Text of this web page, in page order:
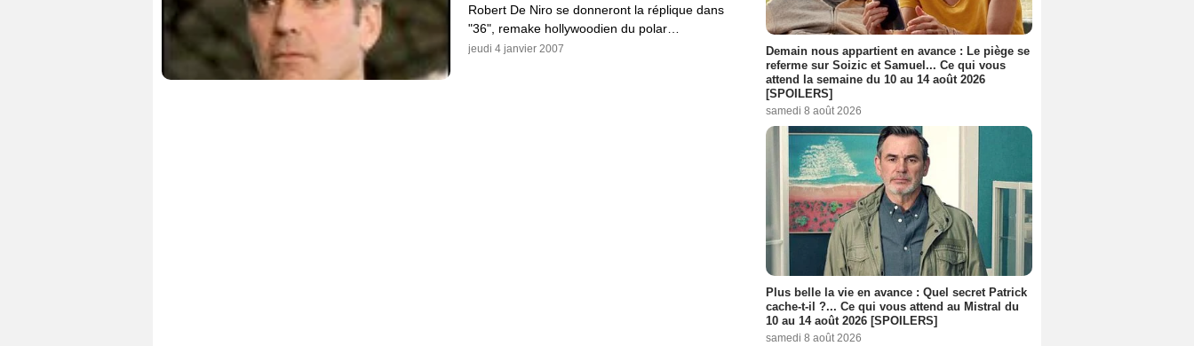
Robert De Niro se donneront la réplique dans
"36", remake hollywoodien du polar…
jeudi 4 janvier 2007
Demain nous appartient en avance : Le piège se
referme sur Soizic et Samuel... Ce qui vous
attend la semaine du 10 au 14 août 2026
[SPOILERS]
samedi 8 août 2026
Plus belle la vie en avance : Quel secret Patrick
cache-t-il ?... Ce qui vous attend au Mistral du
10 au 14 août 2026 [SPOILERS]
samedi 8 août 2026